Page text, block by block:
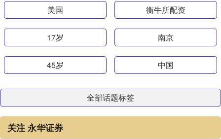
美国 衡牛所配资
17岁 南京
45岁 中国
全部话题标签
关注 永华证券